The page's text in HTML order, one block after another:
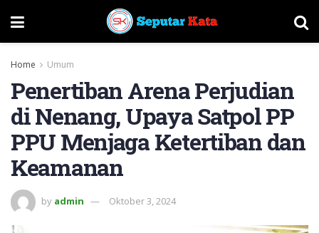
Home Umum
Penertiban Arena Perjudian
di Nenang, Upaya Satpol PP
PPU Menjaga Ketertiban dan
Keamanan
by admin Oktober 3, 2024